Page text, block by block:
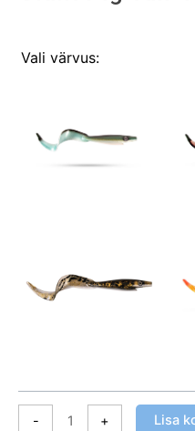
Vali värvus:
-
cm
+ Lisa